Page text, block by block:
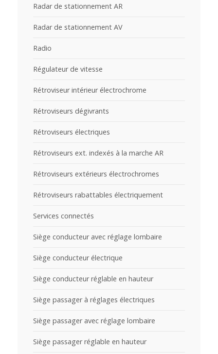
Radar de stationnement AR
Radar de stationnement AV
Radio
Régulateur de vitesse
Rétroviseur intérieur électrochrome
Rétroviseurs dégivrants
Rétroviseurs électriques
Rétroviseurs ext. indexés à la marche AR
Rétroviseurs extérieurs électrochromes
Rétroviseurs rabattables électriquement
Services connectés
Siège conducteur avec réglage lombaire
Siège conducteur électrique
Siège conducteur réglable en hauteur
Siège passager à réglages électriques
Siège passager avec réglage lombaire
Siège passager réglable en hauteur